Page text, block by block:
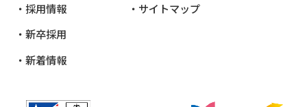
採用情報
新卒採用
新着情報
サイトマップ